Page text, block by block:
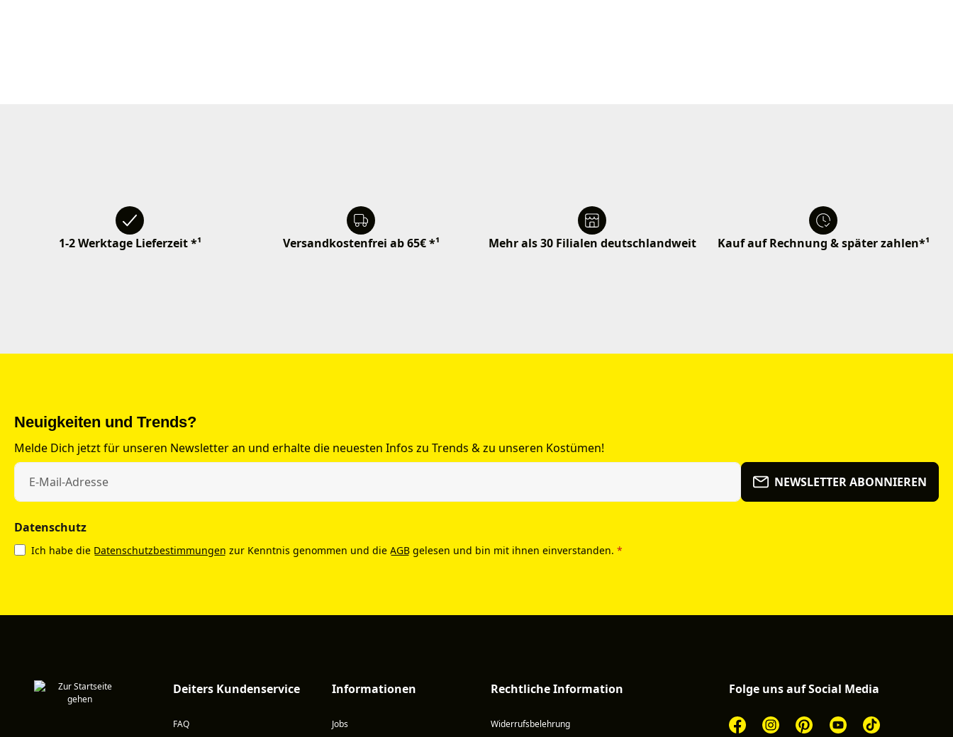
1-2 Werktage Lieferzeit *¹ Versandkostenfrei ab 65€ *¹ Mehr als 30 Filialen deutschlandweit Kauf auf Rechnung & später zahlen*¹
Neuigkeiten und Trends?
Melde Dich jetzt für unseren Newsletter an und erhalte die neuesten Infos zu Trends & zu unseren Kostümen!
NEWSLETTER ABONNIEREN
Datenschutz
Ich habe die Datenschutzbestimmungen zur Kenntnis genommen und die AGB gelesen und bin mit ihnen einverstanden. *
Deiters Kundenservice
FAQ
Informationen
Jobs
Rechtliche Information
Widerrufsbelehrung
Folge uns auf Social Media